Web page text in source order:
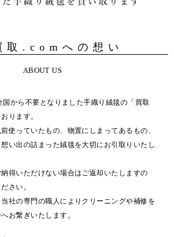
取.comへの想い
ABOUT US
から不要となりました手織り絨毯の「買取
ります。
使っていたもの、物置にしまってあるもの、
い出の詰まった絨毯を大切にお引取りいたし
得いただけない場合はご返却いたしますの
さい。
社の専門の職人によりクリーニングや補修を
お繋ぎいたします。